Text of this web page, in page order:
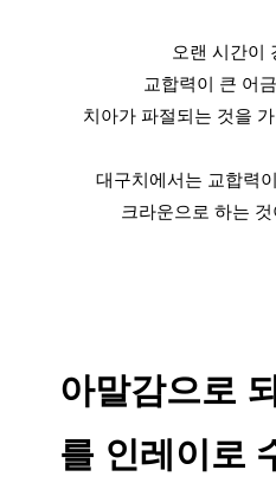
오랜 시간이
교합력이 큰 어
치아가 파절되는 것을
대구치에서는 교합력
크라운으로 하는
아말감으로
를 인레이로